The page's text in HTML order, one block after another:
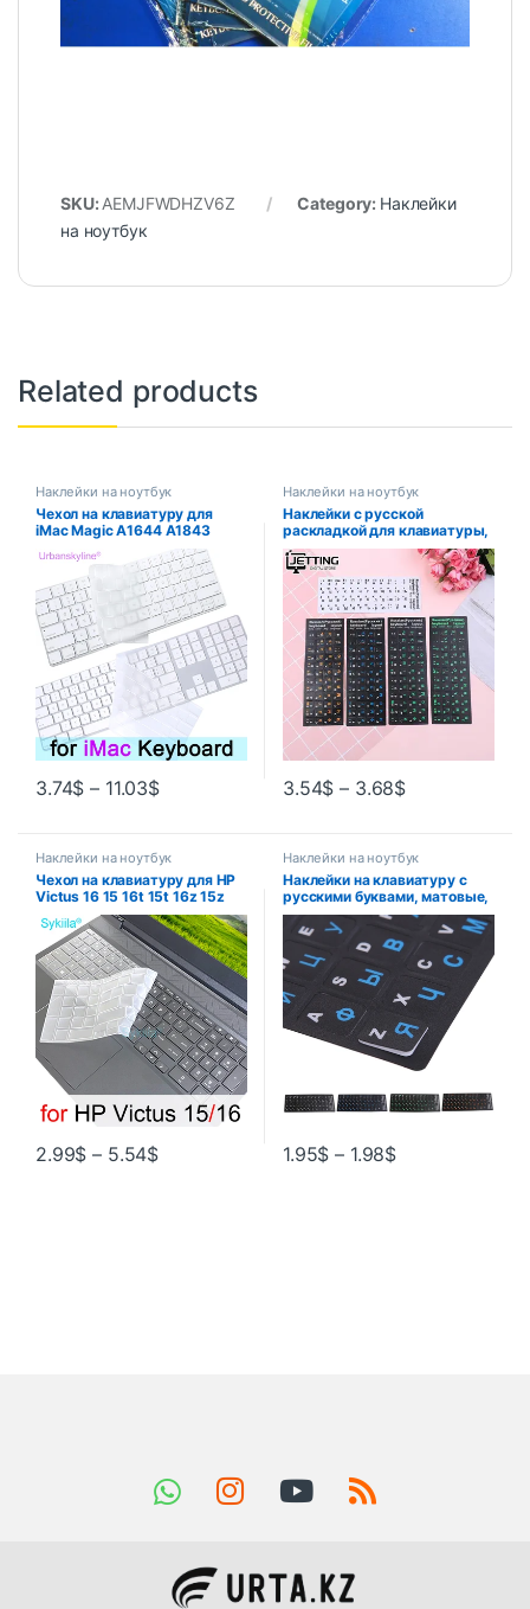
SKU: AEMJFWDHZV6Z Category: Наклейки
на ноутбук
Related products
Наклейки на ноутбук
Чехол на клавиатуру для
iMac Magic A1644 A1843
A1314 A1243 A2449 A2450
A2520, силиконовый
защитный чехол Bluetooth G6
для Apple
3.74$ – 11.03$
Наклейки на ноутбук
Наклейки с русской
раскладкой для клавиатуры,
чехлы на клавиатуру для
ноутбуков и ПК с диагональю
10-17 дюймов
3.54$ – 3.68$
Наклейки на ноутбук
Чехол на клавиатуру для HP
Victus 16 15 16t 15t 16z 15z
16-d, силиконовый защитный
чехол, аксессуары для
игровых ноутбуков 15,6 16,1
2023
2.99$ – 5.54$
Наклейки на ноутбук
Наклейки на клавиатуру с
русскими буквами, матовые,
ПВХ, для ноутбука,
настольного компьютера,
клавиатуры, ноутбука
1.95$ – 1.98$